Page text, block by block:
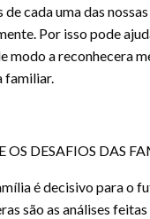
cada uma das
Por isso pode
modo a reconhecera
familiar.
OS DESAFIOS DAS
é decisivo para o
são as análises